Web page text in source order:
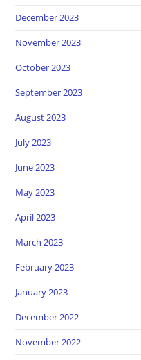
December 2023
November 2023
October 2023
September 2023
August 2023
July 2023
June 2023
May 2023
April 2023
March 2023
February 2023
January 2023
December 2022
November 2022